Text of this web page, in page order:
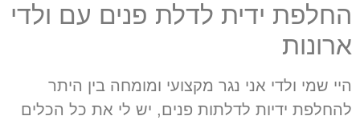
החלפת ידית לדלת פנים עם ולדי
ארונות
היי שמי ולדי אני נגר מקצועי ומומחה בין היתר
להחלפת ידיות לדלתות פנים, יש לי את כל הכלים